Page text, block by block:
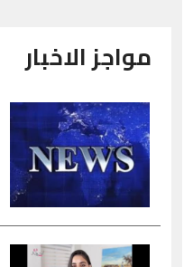
مواجز الاخبار